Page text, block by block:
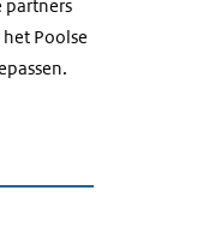
partners
Poolse